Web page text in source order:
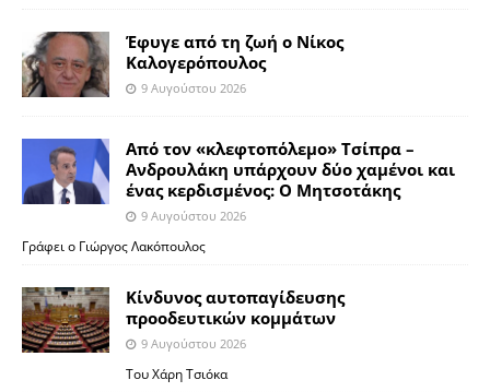
Έφυγε από τη ζωή ο Νίκος
Καλογερόπουλος
9 Αυγούστου 2026
Από τον «κλεφτοπόλεμο» Τσίπρα –
Ανδρουλάκη υπάρχουν δύο χαμένοι και
ένας κερδισμένος: Ο Μητσοτάκης
9 Αυγούστου 2026
Γράφει ο Γιώργος Λακόπουλος
Κίνδυνος αυτοπαγίδευσης
προοδευτικών κομμάτων
9 Αυγούστου 2026
Του Χάρη Τσιόκα